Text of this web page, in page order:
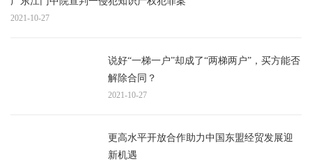
2021-10-27
说好“一梯一户”却成了“两梯两户”，买方能否
解除合同？
2021-10-27
更高水平开放合作助力中国东盟经贸发展迎
新机遇